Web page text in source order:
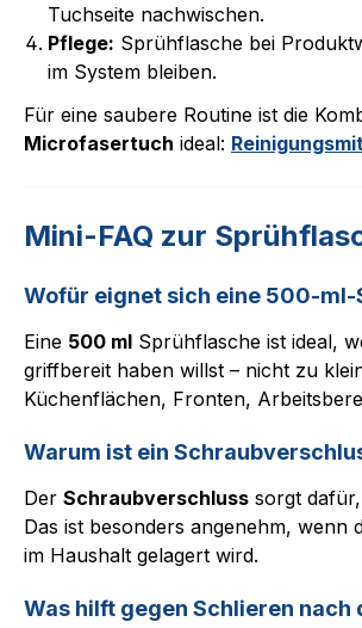
Tuchseite nachwischen.
Pflege: Sprühflasche bei
im System bleiben.
Für eine saubere Routine ist die
Microfasertuch ideal:
Mini-FAQ zur
Wofür eignet sich eine 500-
Eine 500 ml Sprühflasche ist ideal,
griffbereit haben willst – nicht zu
Küchenflächen, Fronten,
Warum ist ein
Der Schraubverschluss sorgt
Das ist besonders angenehm, wenn
im Haushalt gelagert wird.
Was hilft gegen Schlieren nach